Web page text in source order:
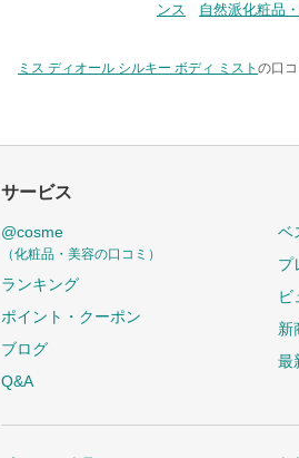
ンス
自然派化粧品
ミス ディオール シルキー ボディ ミスト の口
サービス
@cosme
（化粧品・美容の口コミ）
ランキング
ポイント・クーポン
ブログ
Q&A
ベ
プ
ビ
新
最